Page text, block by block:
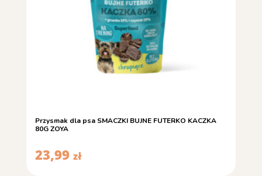
Przysmak dla psa SMACZKI BUJNE FUTERKO KACZKA
80G ZOYA
23,99 zł